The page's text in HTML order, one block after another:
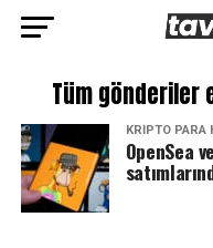
Tüm
KRIPTO PARA
OpenSea